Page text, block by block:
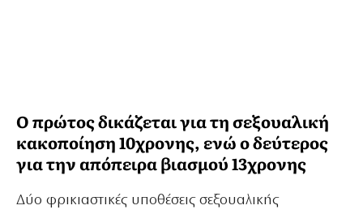
Ο πρώτος δικάζεται για τη σεξουαλική
κακοποίηση 10χρονης, ενώ ο δεύτερος
για την απόπειρα βιασμού 13χρονης
Δύο φρικιαστικές υποθέσεις σεξουαλικής